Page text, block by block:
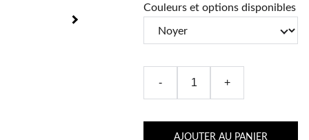
Couleurs et options disponibles
- +
AJOUTER AU PANIER